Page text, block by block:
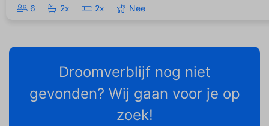
6 2x 2x Nee
Droomverblijf nog niet
gevonden? Wij gaan voor je op
zoek!